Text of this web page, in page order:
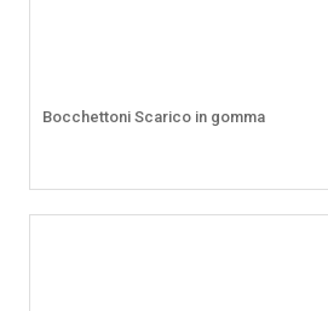
Bocchettoni Scarico in gomma